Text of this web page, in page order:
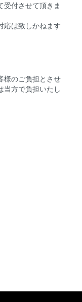
受付させて頂きま
応は致しかねます
様のご負担とさせ
当方で負担いたし